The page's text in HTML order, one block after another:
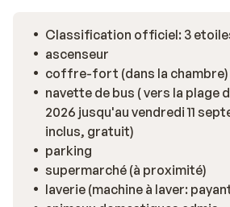
Classification officiel: 3
ascenseur
coffre-fort (dans la chambre)
navette de bus ( vers la plage
2026 jusqu'au vendredi 11 septembre 2026
inclus, gratuit)
parking
supermarché (à proximité)
laverie (machine à laver: